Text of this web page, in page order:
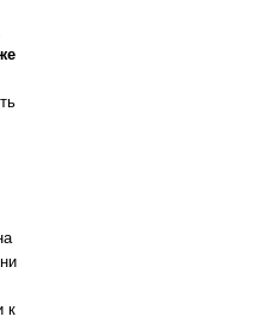
к